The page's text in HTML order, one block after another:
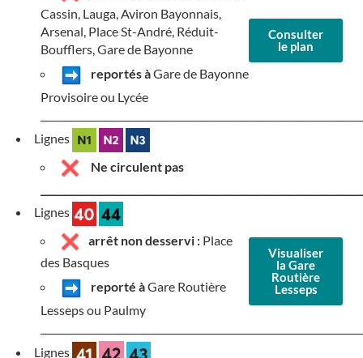
Cassin, Lauga, Aviron Bayonnais,
Arsenal, Place St-André, Réduit-
Boufflers, Gare de Bayonne
reportés àGare de Bayonne
Provisoire ou Lycée
Consulter
le plan
Lignes
Ne circulent pas
Lignes
arrêt non desservi : Place
des Basques
reporté àGare Routière
Lesseps ou Paulmy
Visualiser
la Gare
Routière
Lesseps
Lignes